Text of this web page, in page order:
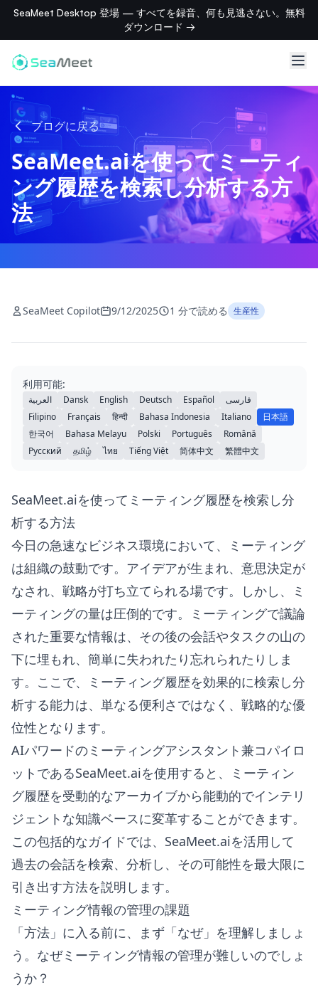
SeaMeet Desktop 登場 — すべてを録音、何も見逃さない。無料
ダウンロード →
ブログに戻る
SeaMeet.aiを使ってミーティ
ング履歴を検索し分析する方
法
SeaMeet Copilot 9/12/2025 1 分で読める 生産性
利用可能:
العربية Dansk English Deutsch Español
فارسی
Filipino
Français हिन्दी Bahasa Indonesia Italiano
日本語
한국어
Bahasa Melayu Polski Português
Română
Русский
தமிழ் ไทย Tiếng Việt 简体中文 繁體中文
SeaMeet.aiを使ってミーティング履歴を検索し分
析する方法
今日の急速なビジネス環境において、ミーティング
は組織の鼓動です。アイデアが生まれ、意思決定が
なされ、戦略が打ち立てられる場です。しかし、ミ
ーティングの量は圧倒的です。ミーティングで議論
された重要な情報は、その後の会話やタスクの山の
下に埋もれ、簡単に失われたり忘れられたりしま
す。ここで、ミーティング履歴を効果的に検索し分
析する能力は、単なる便利さではなく、戦略的な優
位性となります。
AIパワードのミーティングアシスタント兼コパイロ
ットであるSeaMeet.aiを使用すると、ミーティン
グ履歴を受動的なアーカイブから能動的でインテリ
ジェントな知識ベースに変革することができます。
この包括的なガイドでは、SeaMeet.aiを活用して
過去の会話を検索、分析し、その可能性を最大限に
引き出す方法を説明します。
ミーティング情報の管理の課題
「方法」に入る前に、まず「なぜ」を理解しましょ
う。なぜミーティング情報の管理が難しいのでしょ
うか？